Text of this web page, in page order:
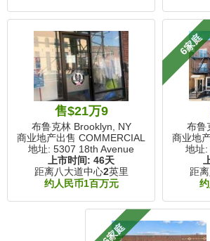
售$21万9
布鲁克林 Brooklyn, NY
商业地产出售 COMMERCIAL
地址: 5307 18th Avenue
上市时间: 46天
距离八大道中心2英里
约人民币1百万元
6家庭
布鲁
商业地
地址
距
6家庭